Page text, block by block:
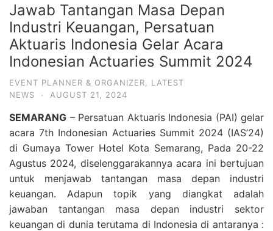
Jawab Tantangan Masa Depan
Industri Keuangan, Persatuan
Aktuaris Indonesia Gelar Acara
Indonesian Actuaries Summit 2024
EVENT PLANNER & ORGANIZER
LATEST
NEWS
· AUGUST 21, 2024
SEMARANG – Persatuan Aktuaris Indonesia (PAI) gelar
acara 7th Indonesian Actuaries Summit 2024 (IAS’24)
di Gumaya Tower Hotel Kota Semarang, Pada 20-22
Agustus 2024, diselenggarakannya acara ini bertujuan
untuk menjawab tantangan masa depan industri
keuangan. Adapun topik yang diangkat adalah
jawaban tantangan masa depan industri sektor
keuangan di dunia terutama di Indonesia di antaranya :